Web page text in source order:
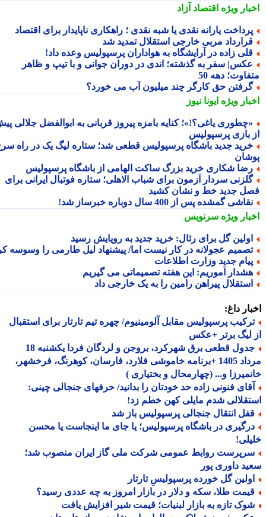
ویژهاقتصاد آزاد
یارانه نقدی یا شبه نقدی ؛ راهکاری ناپایدار برای اقتصاد
مربی خارجی استقلال تمدید شد
زاده در آرایشگاه به هواداران پرسپولیس وعده داد!
سفر به گذشته؛ اندی در دوران جوانی و با تیپ و ظاهر
دهه 50
حق کارگر چند میلیون آب می خورد؟
ویژهایونا نیوز
یاغی؟!»؛ کنایه بامزه پیروز قربانی به ابوالفضل جلالی پیش
بازی پرسپولیس
جدید باشگاه پرسپولیس قطعی شد؛ ستاره لیگ یک در راه سرخ
شکاری خرید بزرگ ساکت الهامی از باشگاه پرسپولیس
سردار آزمون برای شباب الاهلی؛ ستاره فوتبال ایرانی برای
جدید خط و نشان کشید
گمشده پس از 400 سال دوباره خبرساز شد!
ویژهسرنویس
گل برای رئال: خرید جدید به رویایش رسید
عجولانه در کار نیست اما/ پیشنهاد لیل طارمی را وسوسه کرد
جدید وزارت اطلاعات
آموریم: این هفته تصمیماتی می گیریم
پیراهن رامین را به یک خارجی داد
داغ:
پرسپولیس مقابل آلومینیوم/ چهره تیم تارتار برای استقبال
لیگ برتر +عکس
جدول قطعی برق شهرکرد، بروجن و لردگان فردا یکشنبه 18
مرداد 1405 +برنامه خاموشی فلارد، فارسان، کوهرنگ، فرخشهر،
و... (چهارمحال و بختیاری )
فنونی زاده حد خودتان را بدانید/ حرفهای جنجالی چینی:
شدم مایلی کهن خطم زد!
انتقال جنجالی پرسپولیس باز شد
در باشگاه پرسپولیس؛ یا جای ما اینجاست یا محسن
روابط عمومی شرکت ملی گاز ایران منصوب شد؛
داوری پور
گل خورده پرسپولیسِ تارتار
طلا، سکه و دلار در بازار امروز به چه عددی رسید؟
تازه به بازار لبنیات؛ قیمت شیر افزایش یافت